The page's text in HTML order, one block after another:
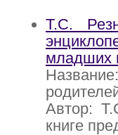
Т.С.
младших
Автор:
книге